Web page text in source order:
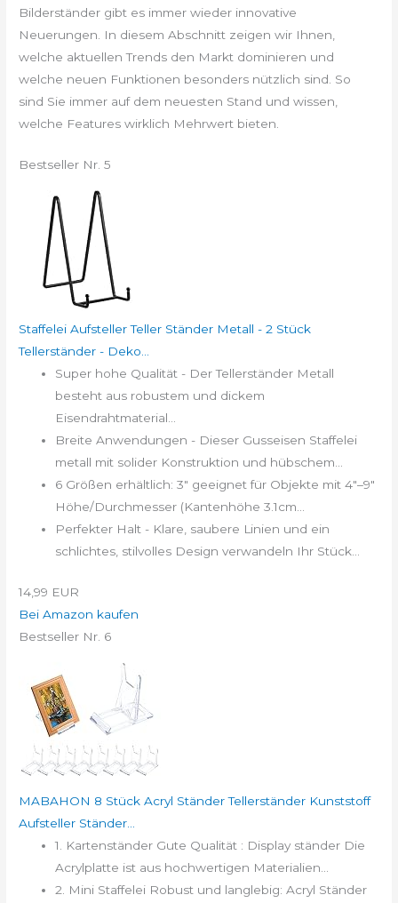
Bilderständer gibt es immer wieder innovative
Neuerungen. In diesem Abschnitt zeigen wir Ihnen,
welche aktuellen Trends den Markt dominieren und
welche neuen Funktionen besonders nützlich sind. So
sind Sie immer auf dem neuesten Stand und wissen,
welche Features wirklich Mehrwert bieten.
Bestseller Nr. 5
Staffelei Aufsteller Teller Ständer Metall - 2 Stück
Tellerständer - Deko...
Super hohe Qualität - Der Tellerständer Metall
besteht aus robustem und dickem
Eisendrahtmaterial...
Breite Anwendungen - Dieser Gusseisen Staffelei
metall mit solider Konstruktion und hübschem...
6 Größen erhältlich: 3" geeignet für Objekte mit 4"–9"
Höhe/Durchmesser (Kantenhöhe 3.1cm...
Perfekter Halt - Klare, saubere Linien und ein
schlichtes, stilvolles Design verwandeln Ihr Stück...
14,99 EUR
Bei Amazon kaufen
Bestseller Nr. 6
MABAHON 8 Stück Acryl Ständer Tellerständer Kunststoff
Aufsteller Ständer...
1. Kartenständer Gute Qualität : Display ständer Die
Acrylplatte ist aus hochwertigen Materialien...
2. Mini Staffelei Robust und langlebig: Acryl Ständer